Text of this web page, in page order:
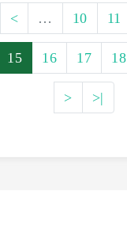
< … 10 11
15 16 17 18
> >|